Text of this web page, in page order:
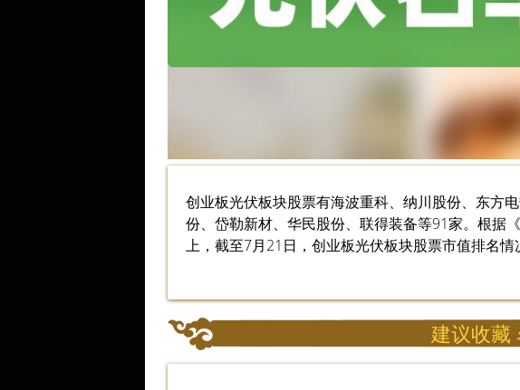
创业板光伏板块股票有海波重科、纳川股份、东方
份、岱勒新材、华民股份、联得装备等91家。根据
上，截至7月21日，创业板光伏板块股票市值排名情
建议收藏